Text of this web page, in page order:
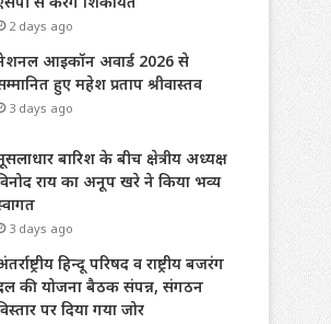
2 days ago
आइकॉन अवार्ड 2026 से
हुए महेश प्रताप श्रीवास्तव
3 days ago
बारिश के बीच क्षेत्रीय अध्यक्ष
राय का अनूप खरे ने किया भव्य
3 days ago
हिन्दू परिषद व राष्ट्रीय बजरंग
की योजना बैठक संपन्न, संगठन
पर दिया गया जोर